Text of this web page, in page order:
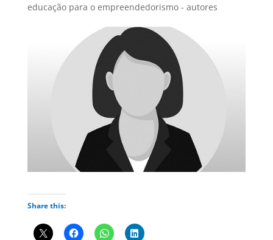
educação para o empreendedorismo - autores
Share this: